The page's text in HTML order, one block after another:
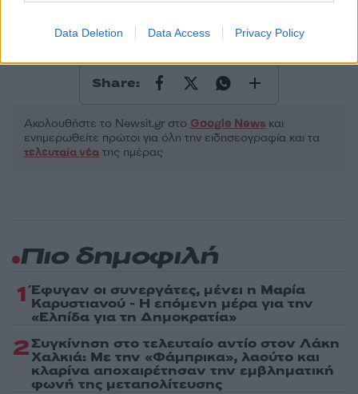
Data Deletion Data Access Privacy Policy
Πολιτική Απορρήτου&Όροι Χρήσηςτης Google.
Media
Share:
Ακολουθήστε το Νewsit.gr στο Google News και
ενημερωθείτε πρώτοι για όλη την ειδησεογραφία και τα
τελευταία νέα της ημέρας
Πιο δημοφιλή
1 Έφυγαν οι συνεργάτες, μένει η Μαρία
Καρυστιανού - Η επόμενη μέρα για την
«Ελπίδα για τη Δημοκρατία»
2Συγκίνηση στο τελευταίο αντίο στον Λάκη
Χαλκιά: Με την «Φάμπρικα», λαούτο και
κλαρίνα αποχαιρέτησαν την εμβληματική
φωνή της μεταπολίτευσης